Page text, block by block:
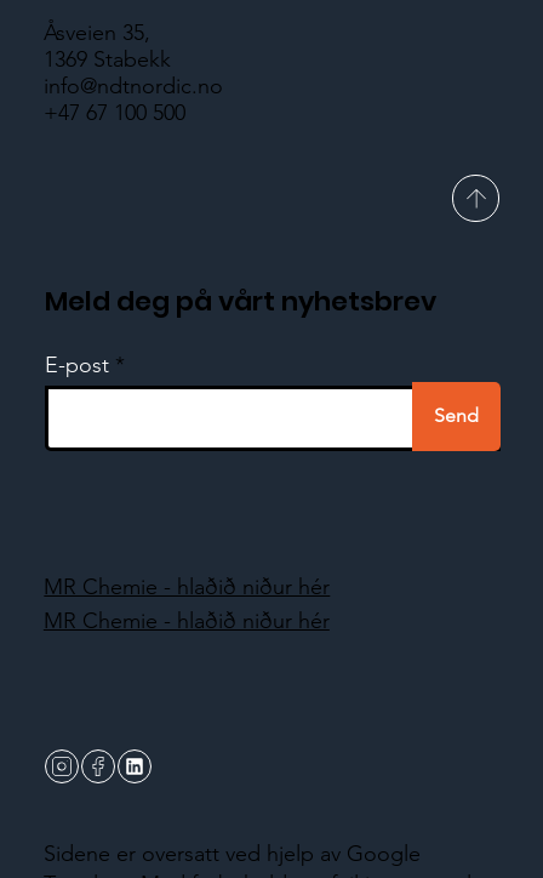
Åsveien 35,
1369 Stabekk
info@ndtnordic.no
+47 67 100 500
Meld deg på vårt nyhetsbrev
E-post
Send
Sidene er oversatt ved hjelp av Google
MR Chemie - hlaðið niður hér
MR Chemie - hlaðið niður hér